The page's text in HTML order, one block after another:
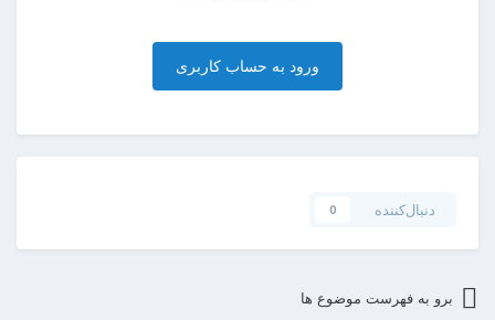
ورود به حساب کاربری
دنبال‌کننده 0
برو به فهرست موضوع ها